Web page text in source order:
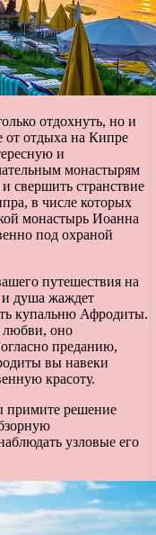
отдохнуть, но и
от отдыха на Кипре
и
монастырям
свершить странствие
в числе которых
монастырь Иоанна
под охраной
путешествия на
и душа жаждет
купальню Афродиты.
любви, оно
преданию,
вы навеки
красоту.
примите решение
узловые его